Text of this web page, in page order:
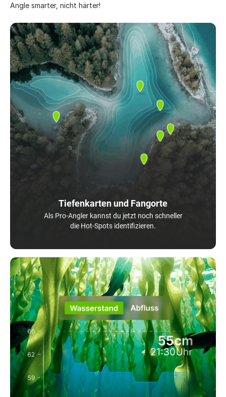
Angle smarter, nicht härter!
Tiefenkarten und Fangorte
Als Pro-Angler kannst du jetzt noch schneller
die Hot-Spots identifizieren.